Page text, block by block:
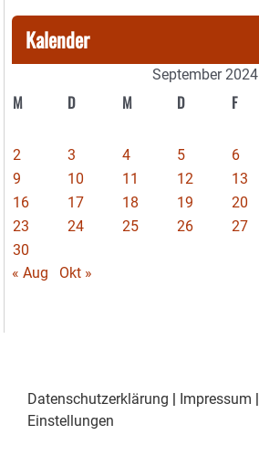
Kalender
September 2024
M D M D F
2
3 4 5 6
9
10 11 12 13
16
17 18 19 20
23
24 25 26 27
30
« Aug
Okt »
Datenschutzerklärung Impressum
Einstellungen